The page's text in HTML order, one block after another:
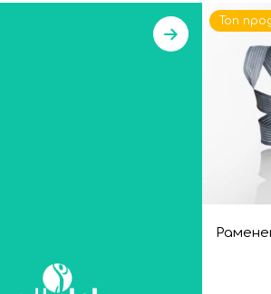
Топ